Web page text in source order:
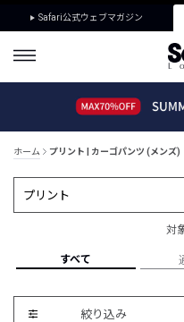
Safari公式ウェブマガジン
ホーム プリント | カーゴパンツ (メンズ)
対
すべて
絞り込み